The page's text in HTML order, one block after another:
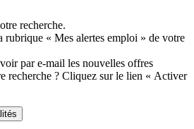
recherche.
rubrique « Mes alertes emploi » de votre
par e-mail les nouvelles offres
recherche ? Cliquez sur le lien « Activer